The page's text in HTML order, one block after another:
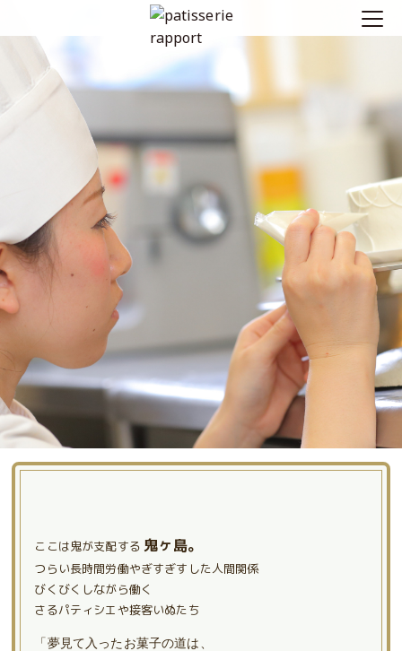
ここは鬼が支配する 鬼ヶ島。
つらい長時間労働やぎすぎすした人間関係
びくびくしながら働く
さるパティシエや接客いぬたち
「夢見て入ったお菓子の道は、